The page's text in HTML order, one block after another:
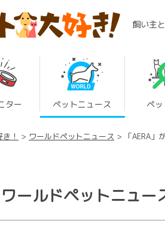
飼い主
ター ペットニュース ペ
！ ワールドペットニュース 「AERA
ワールドペットニュー